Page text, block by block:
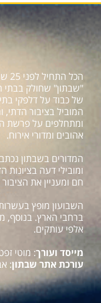
"שבתון" שחולק בבתי
של כבוד על דלפקי
המוביל בציבור הדתי,
ומתחלפים על פרשת
אהובים ומדורי אירוח.
המדורים בשבתון
ומובילי דעה בציונות
חם ומעניין את
ברחבי הארץ. בנוסף,
אלפי עותקים.
מייסד ועורך: מוטי
עורכת אתר שבתון: